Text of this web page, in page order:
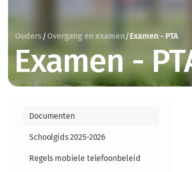
Ouders /Overgang en examen /Examen - PTA
Examen -
Documenten
Schoolgids 2025-2026
Regels mobiele telefoonbeleid